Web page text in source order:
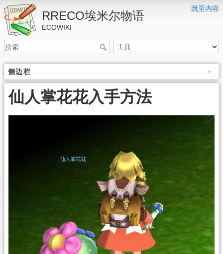
跳至内容
RRECO埃米尔物语
ECOWIKI
侧边栏
仙人掌花花入手方法